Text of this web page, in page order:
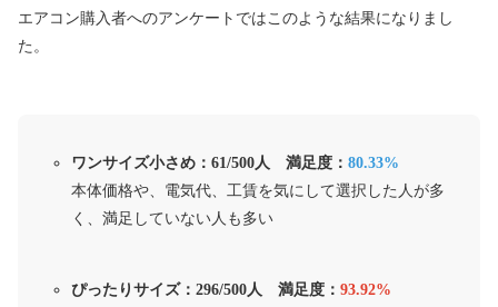
エアコン購入者へのアンケートではこのような結果になりまし
た。
ワンサイズ小さめ：61/500人 満足度： 80.33%
本体価格や、電気代、工賃を気にして選択した人が多
く、満足していない人も多い
ぴったりサイズ：296/500人 満足度： 93.92%